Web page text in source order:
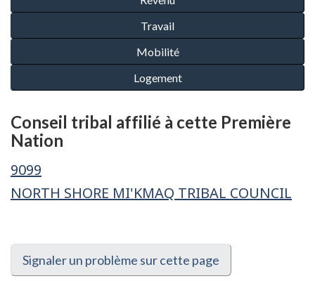
Conseil tribal affilié à cette Première
Nation
9099
NORTH SHORE MI'KMAQ TRIBAL COUNCIL
Signaler un problème sur cette page